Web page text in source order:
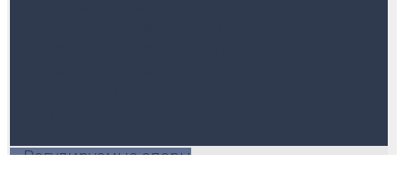
Регулируемые опоры